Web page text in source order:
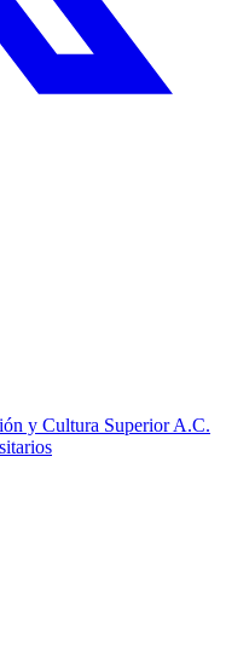
y Cultura Superior A.C.